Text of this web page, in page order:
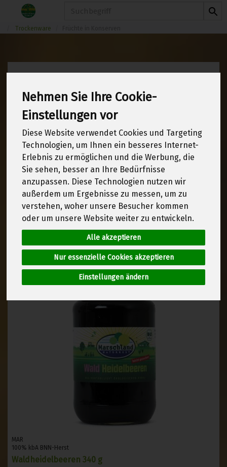
Nehmen Sie Ihre Cookie-
Einstellungen vor
Diese Website verwendet Cookies und Targeting
Technologien, um Ihnen ein besseres Internet-
Erlebnis zu ermöglichen und die Werbung, die
Sie sehen, besser an Ihre Bedürfnisse
anzupassen. Diese Technologien nutzen wir
außerdem um Ergebnisse zu messen, um zu
verstehen, woher unsere Besucher kommen
oder um unsere Website weiter zu entwickeln.
Alle akzeptieren
Nur essenzielle Cookies akzeptieren
Einstellungen ändern
Trockenware
6 von 1970
12
Hersteller Ernährung
Allergene
MAR
100% kbA BNN-Herst
Waldheidelbeeren 340 g